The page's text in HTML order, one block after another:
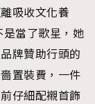
吸收文化養
當了歌星，她
牌贊助行頭的
置裝費，一件
仔細配襯首飾